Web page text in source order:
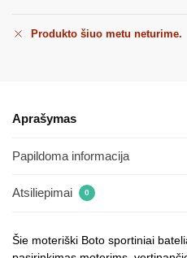
Produkto šiuo metu neturime.
Aprašymas
Papildoma informacija
Atsiliepimai 0
Šie moteriški Boto sportiniai